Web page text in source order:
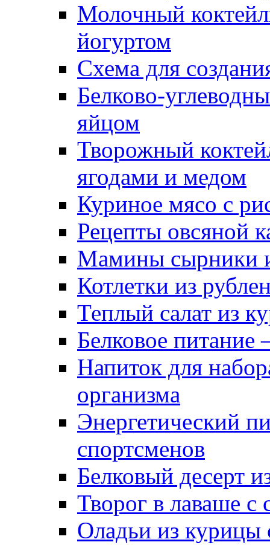
Молочный
йогуртом
Схема для
Белково-
яйцом
Творожный
ягодами и медом
Куриное мясо с
Рецепты овсяной
Мамины сырники
Котлетки из
Теплый салат из
Белковое питание
Напиток для
организма
Энергетический
спортсменов
Белковый десерт
Творог в лаваше
Оладьи из